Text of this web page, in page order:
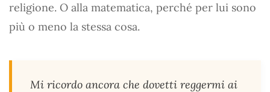
religione. O alla matematica, perché per lui sono
più o meno la stessa cosa.
Mi ricordo ancora che dovetti reggermi ai